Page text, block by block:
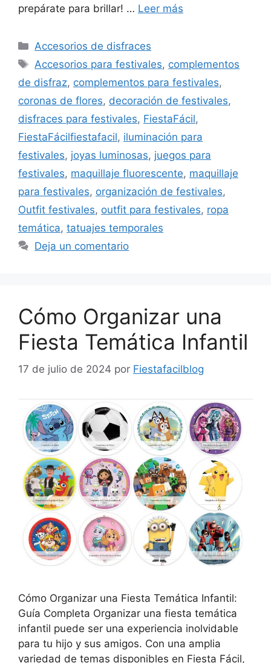
prepárate para brillar! … Leer más
Categorías
Accesorios de disfraces
Etiquetas
Accesorios para festivales, complementos
de disfraz, complementos para festivales,
coronas de flores, decoración de festivales,
disfraces para festivales, FiestaFácil,
FiestaFácilfiestafacil, iluminación para
festivales, joyas luminosas, juegos para
festivales, maquillaje fluorescente, maquillaje
para festivales, organización de festivales,
Outfit festivales, outfit para festivales, ropa
temática, tatuajes temporales
Deja un comentario
Cómo Organizar una
Fiesta Temática Infantil
17 de julio de 2024 por Fiestafacilblog
Cómo Organizar una Fiesta Temática Infantil:
Guía Completa Organizar una fiesta temática
infantil puede ser una experiencia inolvidable
para tu hijo y sus amigos. Con una amplia
variedad de temas disponibles en Fiesta Fácil,